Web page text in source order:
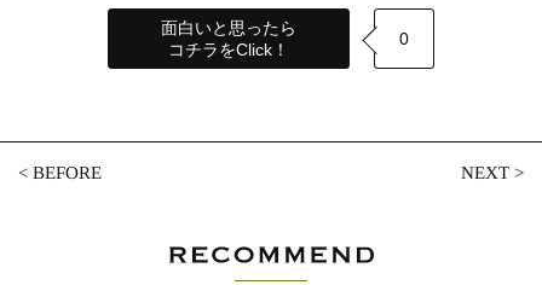
面白いと思ったら
コチラをClick！
0
<BEFORE NEXT>